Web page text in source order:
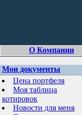
О Компании
Мои документы
Цена портфеля
Моя таблица
котировок
Новости для меня